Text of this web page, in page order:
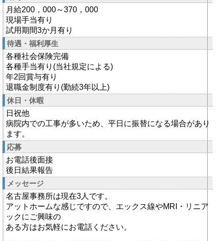
月給200，000～370，000
現場手当有り
試用期間3か月有り
待遇・福利厚生
各種社会保険完備
各種手当有り(当社規定による)
年2回賞与有り
退職金制度有り(勤続3年以上)
休日・休暇
日祝他
病院内での工事が多いため、平日に振替になる場合があり
ます。
応募
お電話後面接
後日結果報告
メッセージ
名古屋事務所は現在3人です。
アットホームな感じですので、エックス線やMRI・リニア
ックにご興味の
ある方はお気軽にお電話ください。